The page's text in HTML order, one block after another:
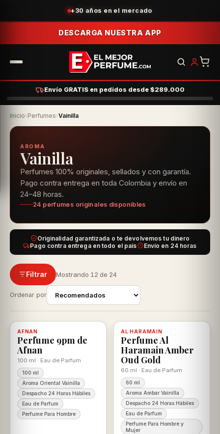
+30 años en el mercado
DESCARGA NUESTRA APP
Envío GRATIS en pedidos desde $289.000
Inicio›Perfumes›Vainilla
AROMA
Vainilla
Perfumes 100% originales, sellados y con garantía.
Pago contra entrega en toda Colombia y envío en
24–48 horas.
24 perfumes originales disponibles
Originalidad garantizada o te devolvemos tu dinero
Pago contra entrega en todo el país
Envío en 24 horas
Filtrar Mostrando 12 de 24
Ordenar por
-20%
AFNAN
Perfume 9pm de
Afnan
100 ml · Eau de Parfum
100 ml
Aroma Oriental Vainilla
Despacho 24 Horas Hábiles
Eau de Parfum
Perfume Para Hombre
Disponible, con descuento -18%
AL HARAMAIN
Perfume Al
Haramain Amber
Oud Gold
60 ml · Eau de Parfum
60 ml
Aroma Ambar Vainilla
Despacho 24 Horas Hábiles
Eau de Parfum
Perfume Para Hombre y
Mujer
Disponible, con descuento